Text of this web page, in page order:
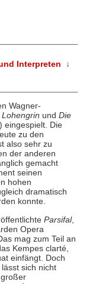
Interpreten ↓
Wagner-
Lohengrin und Die
eingespielt. Die
zu den
also sehr zu
der anderen
gemacht
seinen
hohen
dramatisch
konnte.
Parsifal,
Opera
mag zum Teil an
Kempes clarté,
einfängt. Doch
sich nicht